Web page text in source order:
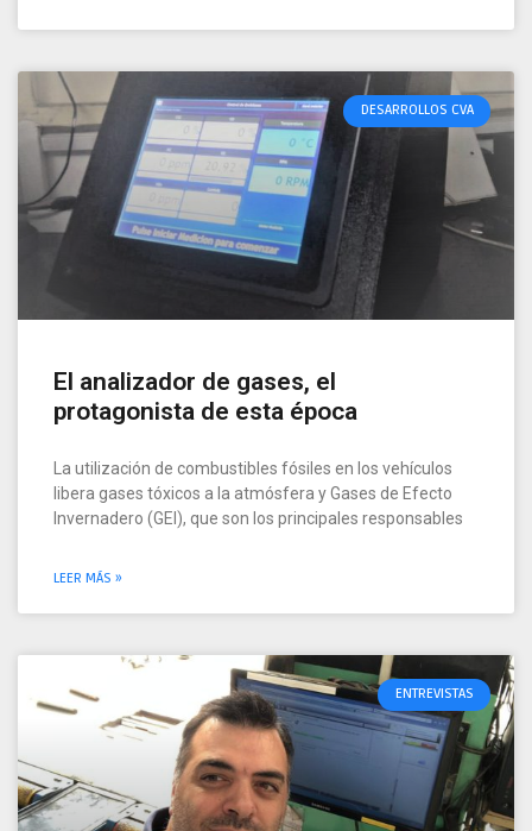
DESARROLLOS CVA
El analizador de gases, el
protagonista de esta época
La utilización de combustibles fósiles en los vehículos
libera gases tóxicos a la atmósfera y Gases de Efecto
Invernadero (GEI), que son los principales responsables
LEER MÁS »
ENTREVISTAS